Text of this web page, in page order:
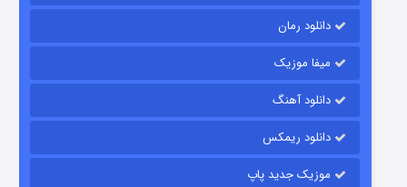
شکست استوارت در نجات جهان
قسمت
دانلود رمان
میفا موزیک
دانلود آهنگ
دانلود ریمکس
موزیک جدید پاپ